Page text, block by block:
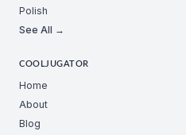
Polish
See All →
COOLJUGATOR
Home
About
Blog